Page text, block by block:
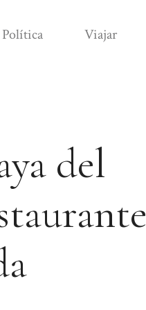
Política Viajar
del